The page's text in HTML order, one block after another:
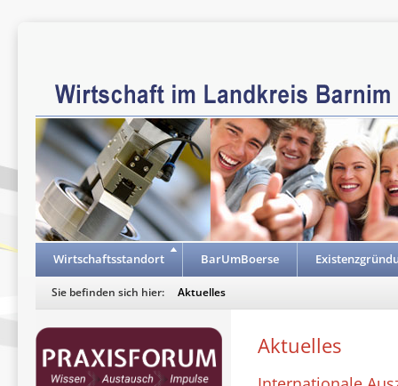
Wirtschaftsstandort BarUmBoerse
Sie befinden sich hier: Aktuelles
Aktuelles